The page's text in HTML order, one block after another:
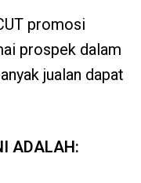
promosi
prospek dalam
jualan dapat
ADALAH: